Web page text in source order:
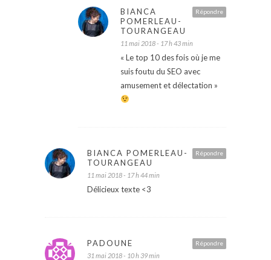
Répondre
BIANCA
POMERLEAU-
TOURANGEAU
11 mai 2018 - 17 h 43 min
« Le top 10 des fois où je me
suis foutu du SEO avec
amusement et délectation »
Répondre
BIANCA POMERLEAU-
TOURANGEAU
11 mai 2018 - 17 h 44 min
Délicieux texte <3
Répondre
PADOUNE
31 mai 2018 - 10 h 39 min